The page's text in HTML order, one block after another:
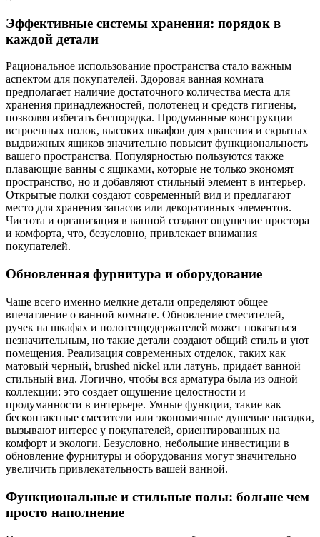
Эффективные системы хранения: порядок в
каждой детали
Рациональное использование пространства стало важным
аспектом для покупателей. Здоровая ванная комната
предполагает наличие достаточного количества места для
хранения принадлежностей, полотенец и средств гигиены,
позволяя избегать беспорядка. Продуманные конструкции
встроенных полок, высоких шкафов для хранения и скрытых
выдвижных ящиков значительно повысит функциональность
вашего пространства. Популярностью пользуются также
плавающие ванны с ящиками, которые не только экономят
пространство, но и добавляют стильный элемент в интерьер.
Открытые полки создают современный вид и предлагают
место для хранения запасов или декоративных элементов.
Чистота и организация в ванной создают ощущение простора
и комфорта, что, безусловно, привлекает внимания
покупателей.
Обновленная фурнитура и оборудование
Чаще всего именно мелкие детали определяют общее
впечатление о ванной комнате. Обновление смесителей,
ручек на шкафах и полотенцедержателей может показаться
незначительным, но такие детали создают общий стиль и уют
помещения. Реализация современных отделок, таких как
матовый черный, brushed nickel или латунь, придаёт ванной
стильный вид. Логично, чтобы вся арматура была из одной
коллекции: это создает ощущение целостности и
продуманности в интерьере. Умные функции, такие как
бесконтактные смесители или экономичные душевые насадки,
вызывают интерес у покупателей, ориентированных на
комфорт и экологи. Безусловно, небольшие инвестиции в
обновление фурнитуры и оборудования могут значительно
увеличить привлекательность вашей ванной.
Функциональные и стильные полы: больше чем
просто наполнение